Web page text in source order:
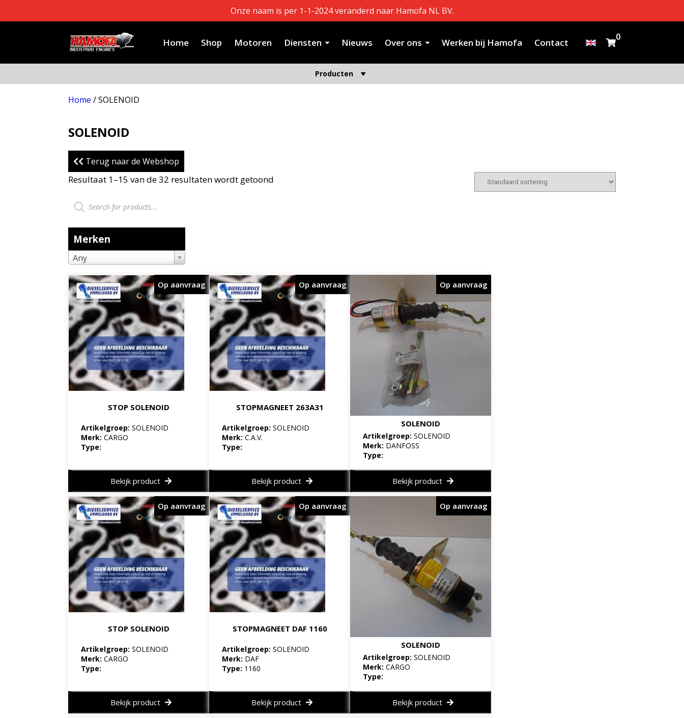
Onze naam is per 1-1-2024 veranderd naar Hamofa NL BV.
Home Shop Motoren Diensten Nieuws Over ons Werken bij Hamofa Contact
0
Producten
SOLENOID
Home / SOLENOID
SOLENOID
Terug naar de Webshop
Resultaat 1–15 van de 32 resultaten wordt getoond
Producten zoeken
Merken
Any
STOP SOLENOID
Artikelgroep:SOLENOID
Merk:CARGO
Type:
Op aanvraag
Bekijk product
STOPMAGNEET 263A31
Artikelgroep:SOLENOID
Merk:C.A.V.
Type:
Op aanvraag
Bekijk product
SOLENOID
Artikelgroep:SOLENOID
Merk: DANFOSS
Type:
Op aanvraag
Bekijk product
STOP SOLENOID
Artikelgroep:SOLENOID
Merk:CARGO
Type:
Op aanvraag
Bekijk product
STOPMAGNEET DAF 1160
Artikelgroep:SOLENOID
Merk: DAF
Type: 1160
Op aanvraag
Bekijk product
SOLENOID
Artikelgroep:SOLENOID
Merk:CARGO
Type:
Op aanvraag
Bekijk product